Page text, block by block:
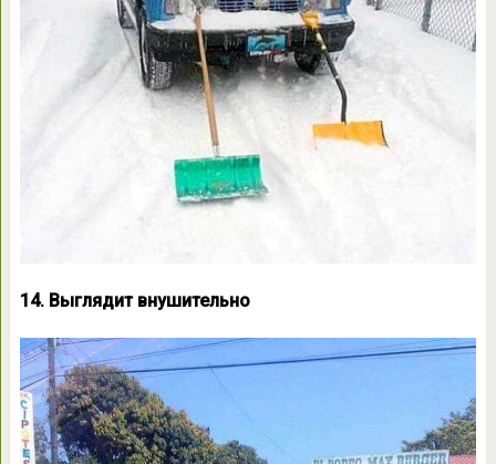
14. Выглядит внушительно